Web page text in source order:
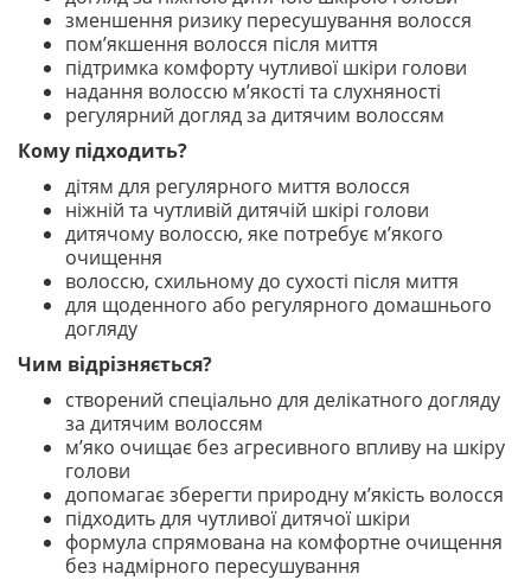
зменшення ризику пересушування волосся
пом’якшення волосся після миття
підтримка комфорту чутливої шкіри голови
надання волоссю м’якості та слухняності
регулярний догляд за дитячим волоссям
Кому підходить?
дітям для регулярного миття волосся
ніжній та чутливій дитячій шкірі голови
дитячому волоссю, яке потребує м’якого
очищення
волоссю, схильному до сухості після миття
для щоденного або регулярного домашнього
догляду
Чим відрізняється?
створений спеціально для делікатного догляду
за дитячим волоссям
м’яко очищає без агресивного впливу на шкіру
голови
допомагає зберегти природну м’якість волосся
підходить для чутливої дитячої шкіри
формула спрямована на комфортне очищення
без надмірного пересушування